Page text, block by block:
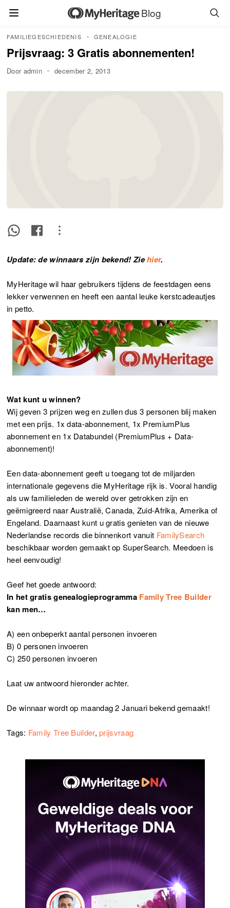
Blog
FAMILIEGESCHIEDENIS GENEALOGIE
Prijsvraag: 3 Gratis abonnementen!
Door admin december 2, 2013
Update: de winnaars zijn bekend! Ziehier.
MyHeritage wil haar gebruikers tijdens de feestdagen eens
lekker verwennen en heeft een aantal leuke kerstcadeautjes
in petto.
Wat kunt u winnen?
Wij geven 3 prijzen weg en zullen dus 3 personen blij maken
met een prijs. 1x data-abonnement, 1x PremiumPlus
abonnement en 1x Databundel (PremiumPlus + Data-
abonnement)!
Een data-abonnement geeft u toegang tot de miljarden
internationale gegevens die MyHeritage rijk is. Vooral handig
als uw familieleden de wereld over getrokken zijn en
geëmigreerd naar Australië, Canada, Zuid-Afrika, Amerika of
Engeland. Daarnaast kunt u gratis genieten van de nieuwe
Nederlandse records die binnenkort vanuit FamilySearch
beschikbaar worden gemaakt op SuperSearch. Meedoen is
heel eenvoudig!
Geef het goede antwoord:
In het gratis genealogieprogramma Family Tree Builder
kan men…
A) een onbeperkt aantal personen invoeren
B) 0 personen invoeren
C) 250 personen invoeren
Laat uw antwoord hieronder achter.
De winnaar wordt op maandag 2 Januari bekend gemaakt!
Tags: Family Tree Builder,prijsvraag